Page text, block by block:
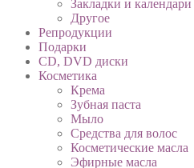
Закладки и календари
Другое
Репродукции
Подарки
CD, DVD диски
Косметика
Крема
Зубная паста
Мыло
Средства для волос
Косметические масла
Эфирные масла